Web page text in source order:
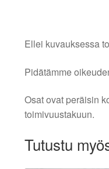
Ellei kuvauksessa
Pidätämme
Osat ovat peräisin
toimivuustakuun.
Tutustu